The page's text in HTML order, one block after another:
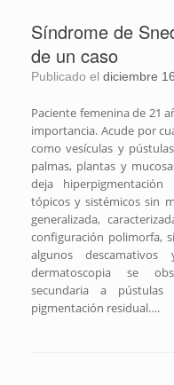
Síndrome de
de un caso
Publicado el diciembre
Paciente femenina de 21
importancia. Acude por
como vesículas y
palmas, plantas y
deja
tópicos y sistémicos sin
generalizada,
configuración polimorfa,
algunos
dermatoscopia se
secundaria a
pigmentación residual….